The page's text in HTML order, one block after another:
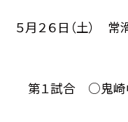
５月２６日（土）
第１試合 ○鬼